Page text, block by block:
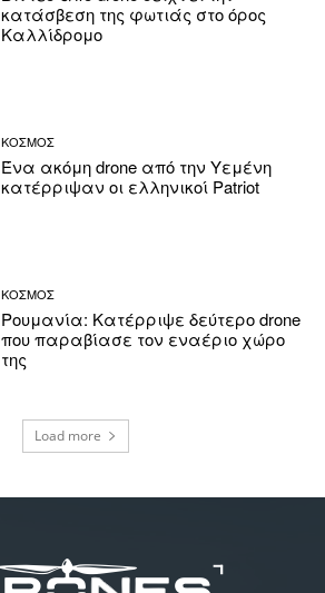
κατάσβεση της φωτιάς στο όρος
Καλλίδρομο
ΚΟΣΜΟΣ
Ένα ακόμη drone από την Υεμένη
κατέρριψαν οι ελληνικοί Patriot
ΚΟΣΜΟΣ
Ρουμανία: Κατέρριψε δεύτερο drone
που παραβίασε τον εναέριο χώρο
της
Load more